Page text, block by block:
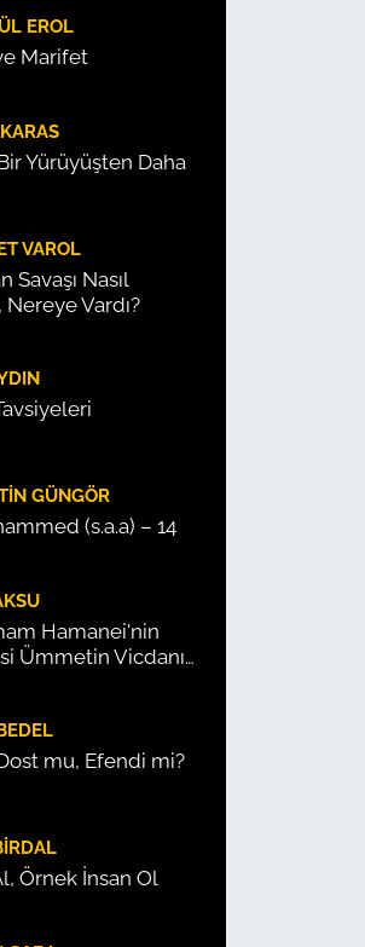
EROL
Marifet
Yürüyüşten Daha
VAROL
Savaşı Nasıl
Nereye Vardı?
GÜNGÖR
(s.a.a) – 14
Hamanei'nin
Ümmetin Vicdanını
mu, Efendi mi?
Örnek İnsan Ol